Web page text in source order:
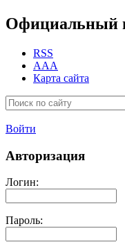
Официальный
RSS
AAA
Карта сайта
Войти
Авторизация
Логин:
Пароль: